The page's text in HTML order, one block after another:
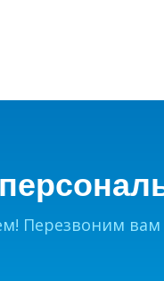
Перезвоним